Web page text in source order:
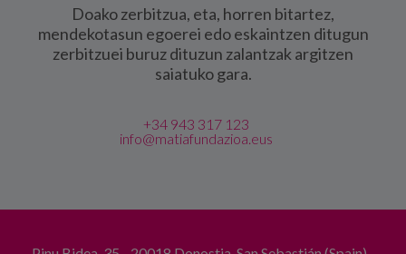
Doako zerbitzua, eta, horren bitartez,
mendekotasun egoerei edo eskaintzen ditugun
zerbitzuei buruz dituzun zalantzak argitzen
saiatuko gara.
+34 943 317 123
info@matiafundazioa.eus